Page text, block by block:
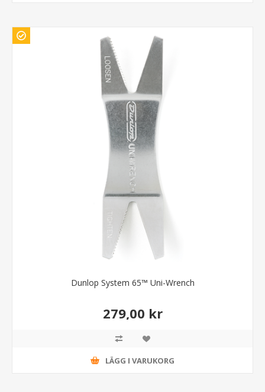
Dunlop System 65™ Uni-Wrench
279,00 kr
LÄGG I VARUKORG